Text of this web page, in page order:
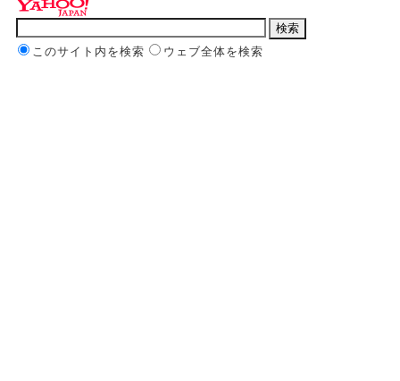
このサイト内を検索 ウェブ全体を検索